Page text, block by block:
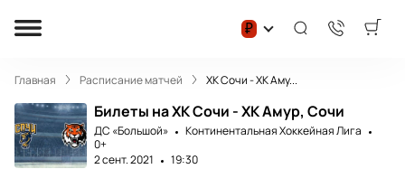
₽
Главная Расписание матчей ХК Сочи - ХК Аму...
Билеты на ХК Сочи - ХК Амур, Сочи
ДС «Большой»
Континентальная Хоккейная Лига
0+
2 сент. 2021
19:30